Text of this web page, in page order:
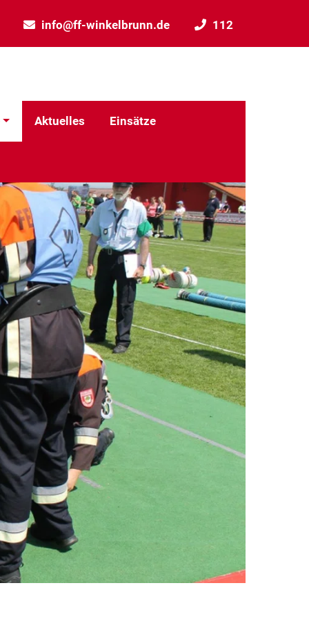
info@ff-winkelbrunn.de 112
Aktuelles Einsätze